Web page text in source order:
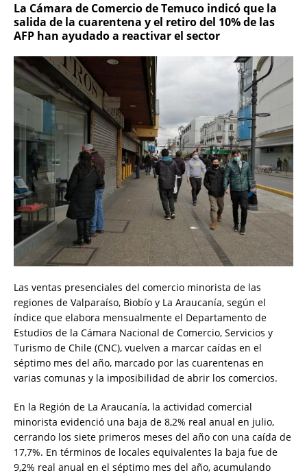
La Cámara de Comercio de Temuco indicó que la
salida de la cuarentena y el retiro del 10% de las
AFP han ayudado a reactivar el sector
Las ventas presenciales del comercio minorista de las
regiones de Valparaíso, Biobío y La Araucanía, según el
índice que elabora mensualmente el Departamento de
Estudios de la Cámara Nacional de Comercio, Servicios y
Turismo de Chile (CNC), vuelven a marcar caídas en el
séptimo mes del año, marcado por las cuarentenas en
varias comunas y la imposibilidad de abrir los comercios.
En la Región de La Araucanía, la actividad comercial
minorista evidenció una baja de 8,2% real anual en julio,
cerrando los siete primeros meses del año con una caída de
17,7%. En términos de locales equivalentes la baja fue de
9,2% real anual en el séptimo mes del año, acumulando